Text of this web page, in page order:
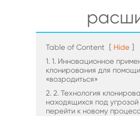
Table of Content [ Hide ]
1. 1. Инновационное
клонирования для
«возродиться»
2. 2. Технология
находящихся под
перейти к новому